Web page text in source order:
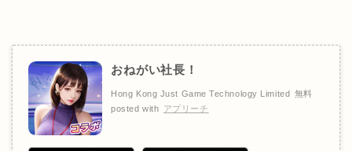
おねがい社長！
Hong Kong Just Game Technology Limited 無料
posted with アプリーチ